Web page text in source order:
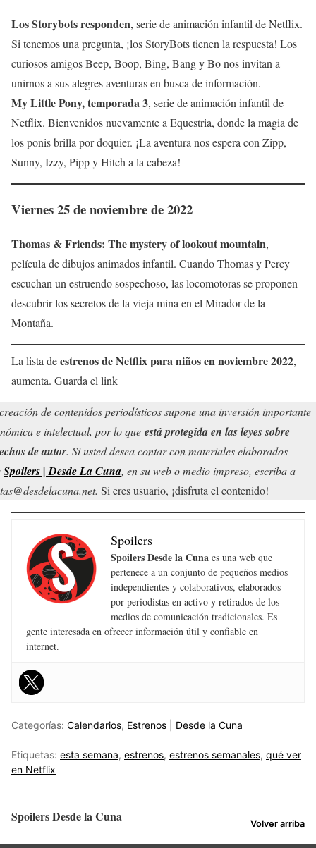
Los Storybots responden, serie de animación infantil de Netflix.
Si tenemos una pregunta, ¡los StoryBots tienen la respuesta! Los
curiosos amigos Beep, Boop, Bing, Bang y Bo nos invitan a
unirnos a sus alegres aventuras en busca de información.
My Little Pony, temporada 3, serie de animación infantil de
Netflix. Bienvenidos nuevamente a Equestria, donde la magia de
los ponis brilla por doquier. ¡La aventura nos espera con Zipp,
Sunny, Izzy, Pipp y Hitch a la cabeza!
Viernes 25 de noviembre de 2022
Thomas & Friends: The mystery of lookout mountain,
película de dibujos animados infantil. Cuando Thomas y Percy
escuchan un estruendo sospechoso, las locomotoras se proponen
descubrir los secretos de la vieja mina en el Mirador de la
Montaña.
La lista deestrenos de Netflix para niños ennoviembre2022,
aumenta. Guarda el link
de contenidos periodísticos supone una inversión importante
e intelectual, por lo que está protegida en las leyes sobre
de autor. Si usted desea contar con materiales elaborados
Spoilers | Desde La Cuna, en su web o medio impreso, escriba a
Si eres usuario, ¡disfruta el contenido!
Spoilers
Spoilers Desde la Cuna es una web que
pertenece a un conjunto de pequeños medios
independientes y colaborativos, elaborados
por periodistas en activo y retirados de los
medios de comunicación tradicionales. Es
gente interesada en ofrecer información útil y confiable en
internet.
Categorías: Calendarios, Estrenos | Desde la Cuna
Etiquetas: esta semana, estrenos, estrenos semanales, qué ver
en Netflix
Spoilers Desde la Cuna Volver arriba